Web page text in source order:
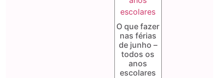
O que fazer
nas férias
de junho –
todos os
anos
escolares